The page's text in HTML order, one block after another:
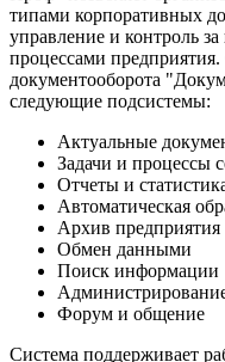
типами корпоративных
управление и контроль
процессами
документооборота
следующие подсистемы:
Актуальные
Задачи и процессы
Отчеты и
Автоматическая
Архив предприятия
Обмен данными
Поиск информации
Форум и общение
Система поддерживает